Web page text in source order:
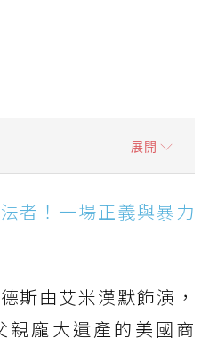
展開
者！一場正義與暴力的邊
雄！《私刑行動》掀以暴
案件！題材敏感引發正反
者！一場正義與暴力
斯由艾米漢默飾演，
親龐大遺產的美國商